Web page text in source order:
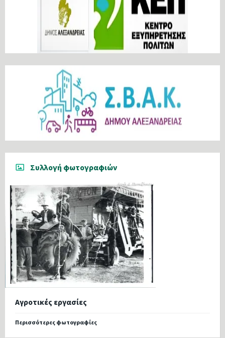
Συλλογή φωτογραφιών
Αγροτικές εργασίες
Περισσότερες φωτογραφίες